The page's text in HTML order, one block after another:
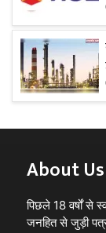
About Us
पिछले 18 वर्षों से
जनहित से जुड़ी